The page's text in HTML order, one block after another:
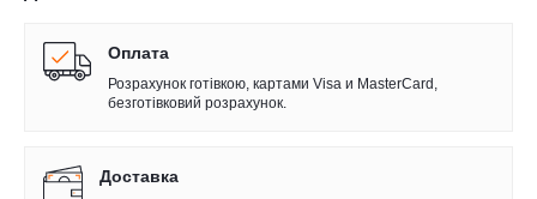
Оплата
Розрахунок готівкою, картами Visa и MasterCard,
безготівковий розрахунок.
Доставка